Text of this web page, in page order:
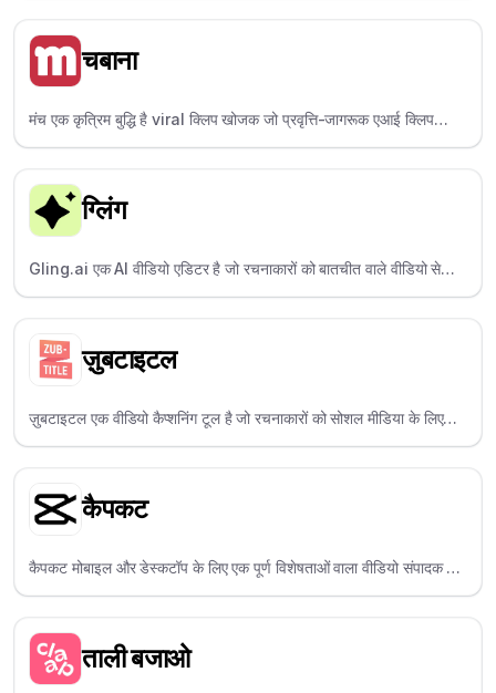
चबाना
मंच एक कृत्रिम बुद्धि है viral क्लिप खोजक जो प्रवृत्ति-जागरूक एआई क्लिप
उत्पन्न करता है - सोशल मीडिया प्रबंधकों के लिए एकदम सही।
ग्लिंग
Gling.ai एक AI वीडियो एडिटर है जो रचनाकारों को बातचीत वाले वीडियो से
खामोशी और गलतियों को तेजी से कम करने में मदद करता है।
ज़ुबटाइटल
ज़ुबटाइटल एक वीडियो कैप्शनिंग टूल है जो रचनाकारों को सोशल मीडिया के लिए
उपशीर्षक, शीर्षक जोड़ने और वीडियो का आकार बदलने में मदद करता है।
कैपकट
कैपकट मोबाइल और डेस्कटॉप के लिए एक पूर्ण विशेषताओं वाला वीडियो संपादक है,
जो अपने ट्रेंडी इफेक्ट्स, टेम्प्लेट्स और आसान सोशल शेयरिंग के लिए लोकप्रिय
ताली बजाओ